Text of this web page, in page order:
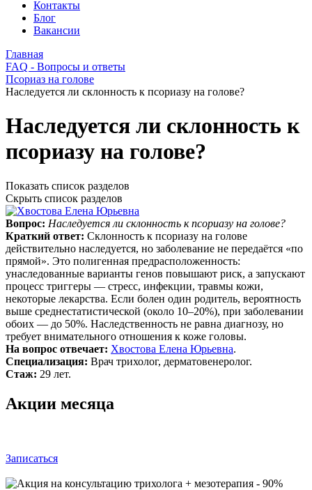
Контакты
Блог
Вакансии
Главная
FAQ - Вопросы и ответы
Псориаз на голове
Наследуется ли склонность к псориазу на голове?
Наследуется ли склонность к
псориазу на голове?
Показать список разделов
Скрыть список разделов
Вопрос: Наследуется ли склонность к псориазу на голове?
Краткий ответ: Склонность к псориазу на голове
действительно наследуется, но заболевание не передаётся «по
прямой». Это полигенная предрасположенность:
унаследованные варианты генов повышают риск, а запускают
процесс триггеры — стресс, инфекции, травмы кожи,
некоторые лекарства. Если болен один родитель, вероятность
выше среднестатистической (около 10–20%), при заболевании
обоих — до 50%. Наследственность не равна диагнозу, но
требует внимательного отношения к коже головы.
На вопрос отвечает: Хвостова Елена Юрьевна.
Специализация: Врач трихолог, дерматовенеролог.
Стаж: 29 лет.
Акции месяца
Записаться